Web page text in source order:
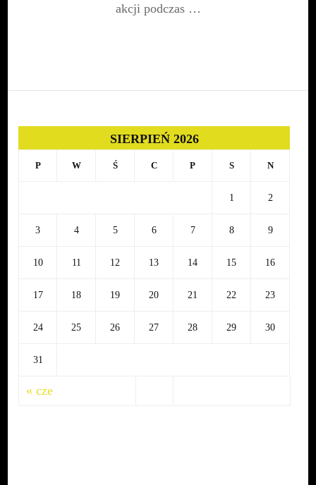
akcji podczas …
SIERPIEŃ 2026
P W Ś C P S N
1 2
3 4 5 6 7 8 9
10 11 12 13 14 15 16
17 18 19 20 21 22 23
24 25 26 27 28 29 30
31
« cze